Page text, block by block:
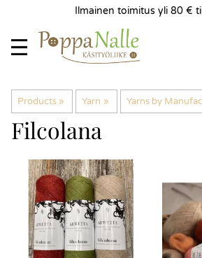
Ilmainen toimitus yli 80 €
Products ‪» Yarn ‪» Yarns by
Filcolana